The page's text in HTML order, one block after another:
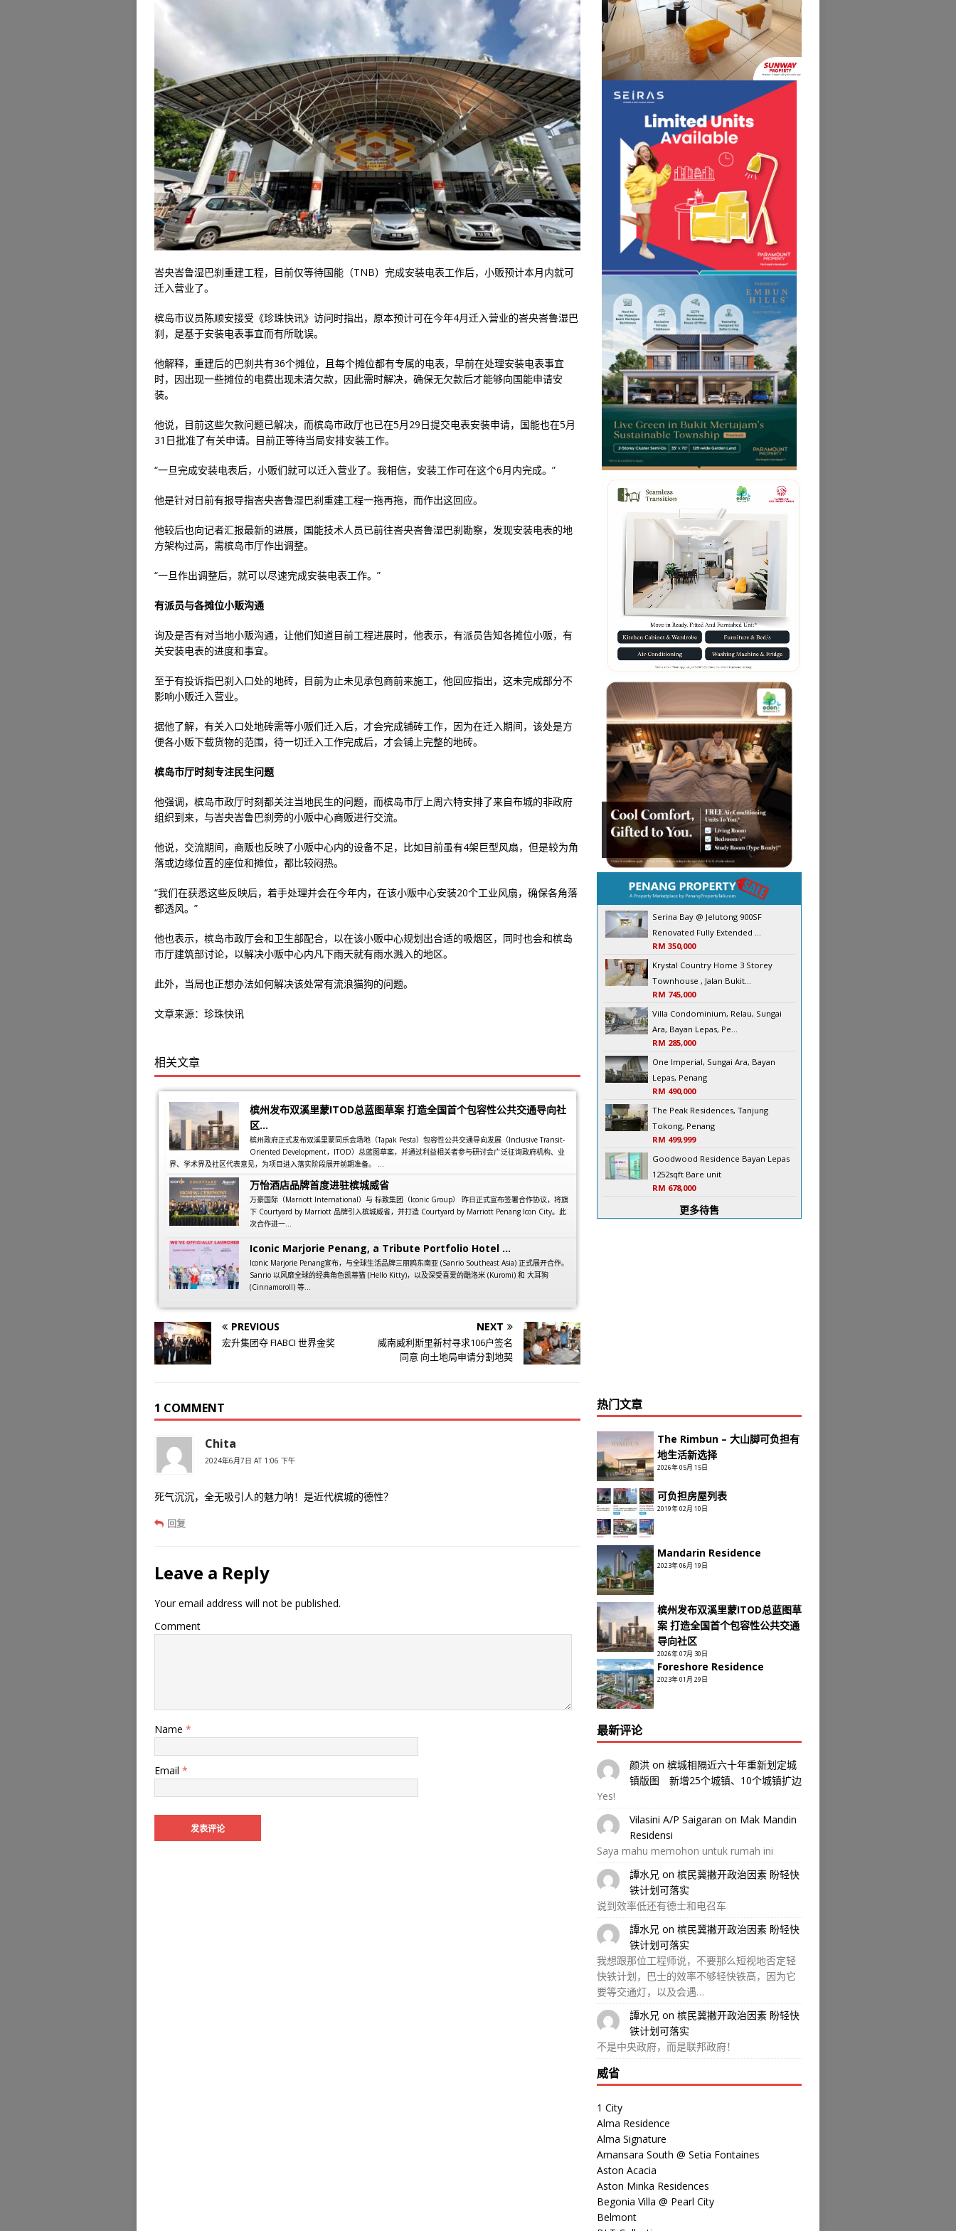
峇央峇鲁湿巴刹重建工程，目前仅等待国能（TNB）完成安装电表工作后，小贩预计本月内就可
迁入营业了。
槟岛市议员陈顺安接受《珍珠快讯》访问时指出，原本预计可在今年4月迁入营业的峇央峇鲁湿巴
刹，是基于安装电表事宜而有所耽误。
他解释，重建后的巴刹共有36个摊位，且每个摊位都有专属的电表，早前在处理安装电表事宜
时，因出现一些摊位的电费出现未清欠款，因此需时解决，确保无欠款后才能够向国能申请安
装。
他说，目前这些欠款问题已解决，而槟岛市政厅也已在5月29日提交电表安装申请，国能也在5月
31日批准了有关申请。目前正等待当局安排安装工作。
“一旦完成安装电表后，小贩们就可以迁入营业了。我相信，安装工作可在这个6月内完成。”
他是针对日前有报导指峇央峇鲁湿巴刹重建工程一拖再拖，而作出这回应。
他较后也向记者汇报最新的进展，国能技术人员已前往峇央峇鲁湿巴刹勘察，发现安装电表的地
方架构过高，需槟岛市厅作出调整。
“一旦作出调整后，就可以尽速完成安装电表工作。”
有派员与各摊位小贩沟通
询及是否有对当地小贩沟通，让他们知道目前工程进展时，他表示，有派员告知各摊位小贩，有
关安装电表的进度和事宜。
至于有投诉指巴刹入口处的地砖，目前为止未见承包商前来施工，他回应指出，这未完成部分不
影响小贩迁入营业。
据他了解，有关入口处地砖需等小贩们迁入后，才会完成铺砖工作，因为在迁入期间，该处是方
便各小贩下载货物的范围，待一切迁入工作完成后，才会铺上完整的地砖。
槟岛市厅时刻专注民生问题
他强调，槟岛市政厅时刻都关注当地民生的问题，而槟岛市厅上周六特安排了来自布城的非政府
组织到来，与峇央峇鲁巴刹旁的小贩中心商贩进行交流。
他说，交流期间，商贩也反映了小贩中心内的设备不足，比如目前虽有4架巨型风扇，但是较为角
落或边缘位置的座位和摊位，都比较闷热。
“我们在获悉这些反映后，着手处理并会在今年内，在该小贩中心安装20个工业风扇，确保各角落
都透风。”
他也表示，槟岛市政厅会和卫生部配合，以在该小贩中心规划出合适的吸烟区，同时也会和槟岛
市厅建筑部讨论，以解决小贩中心内凡下雨天就有雨水溅入的地区。
此外，当局也正想办法如何解决该处常有流浪猫狗的问题。
文章来源：珍珠快讯
相关文章
槟州发布双溪里蒙ITOD总蓝图草案 打造全国首个包容性公共交通导向社
区...
槟州政府正式发布双溪里蒙同乐会场地（Tapak Pesta）包容性公共交通导向发展（Inclusive Transit-
Oriented Development，ITOD）总蓝图草案，并通过利益相关者参与研讨会广泛征询政府机构、业
界、学术界及社区代表意见，为项目进入落实阶段展开前期准备。 ...
万怡酒店品牌首度进驻槟城威省
万豪国际（Marriott International）与 标致集团（Iconic Group） 昨日正式宣布签署合作协议，将旗
下 Courtyard by Marriott 品牌引入槟城威省，并打造 Courtyard by Marriott Penang Icon City。此
次合作进一...
Iconic Marjorie Penang, a Tribute Portfolio Hotel ...
Iconic Marjorie Penang宣布，与全球生活品牌三丽鸥东南亚 (Sanrio Southeast Asia) 正式展开合作。
Sanrio 以风靡全球的经典角色凯蒂猫 (Hello Kitty)，以及深受喜爱的酷洛米 (Kuromi) 和 大耳狗
(Cinnamoroll) 等...
PREVIOUS
宏升集团夺 FIABCI 世界金奖
NEXT
威南威利斯里新村寻求106户签名
同意 向土地局申请分割地契
1 COMMENT
Chita
2024年6月7日 AT 1:06 下午
死气沉沉，全无吸引人的魅力呐！是近代槟城的德性？
回复
Leave a Reply
Your email address will not be published.
Comment
Name *
Email *
Serina Bay @ Jelutong 900SF
Renovated Fully Extended ...
RM 350,000
Krystal Country Home 3 Storey
Townhouse , Jalan Bukit...
RM 745,000
Villa Condominium, Relau, Sungai
Ara, Bayan Lepas, Pe...
RM 285,000
One Imperial, Sungai Ara, Bayan
Lepas, Penang
RM 490,000
The Peak Residences, Tanjung
Tokong, Penang
RM 499,999
Goodwood Residence Bayan Lepas
1252sqft Bare unit
RM 678,000
更多待售
热门文章
The Rimbun – 大山脚可负担有
地生活新选择
2026年 05月 15日
可负担房屋列表
2019年 02月 10日
Mandarin Residence
2023年 06月 19日
槟州发布双溪里蒙ITOD总蓝图草
案 打造全国首个包容性公共交通
导向社区
2026年 07月 30日
Foreshore Residence
2023年 01月 29日
最新评论
颜洪 on 槟城相隔近六十年重新划定城
镇版图 新增25个城镇、10个城镇扩边
Yes!
Vilasini A/P Saigaran on Mak Mandin
Residensi
Saya mahu memohon untuk rumah ini
譚水兄 on 槟民冀撇开政治因素 盼轻快
铁计划可落实
说到效率低还有德士和电召车
譚水兄 on 槟民冀撇开政治因素 盼轻快
铁计划可落实
我想跟那位工程师说，不要那么短视地否定轻
快铁计划，巴士的效率不够轻快铁高，因为它
要等交通灯，以及会遇…
譚水兄 on 槟民冀撇开政治因素 盼轻快
铁计划可落实
不是中央政府，而是联邦政府！
威省
1 City
Alma Residence
Alma Signature
Amansara South @ Setia Fontaines
Aston Acacia
Aston Minka Residences
Begonia Villa @ Pearl City
Belmont